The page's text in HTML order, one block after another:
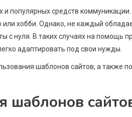
популярных средств
или хобби. Однако, не каждый
с нуля. В таких случаях на помощь
адаптировать под свои нужды.
шаблонов сайтов, а также
шаблонов